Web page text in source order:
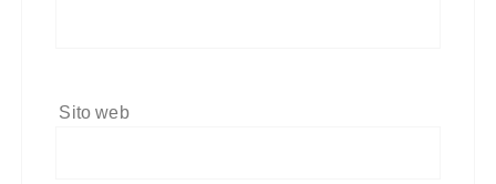
Sito web